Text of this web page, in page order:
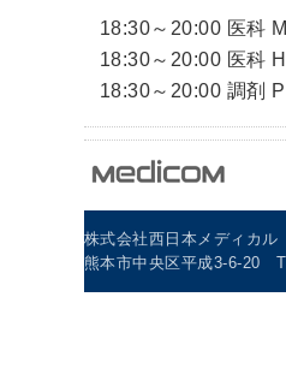
18:30～20:00 医科
18:30～20:00 医科
18:30～20:00 調剤
株式会社西日本メディカ
熊本市中央区平成3-6-20